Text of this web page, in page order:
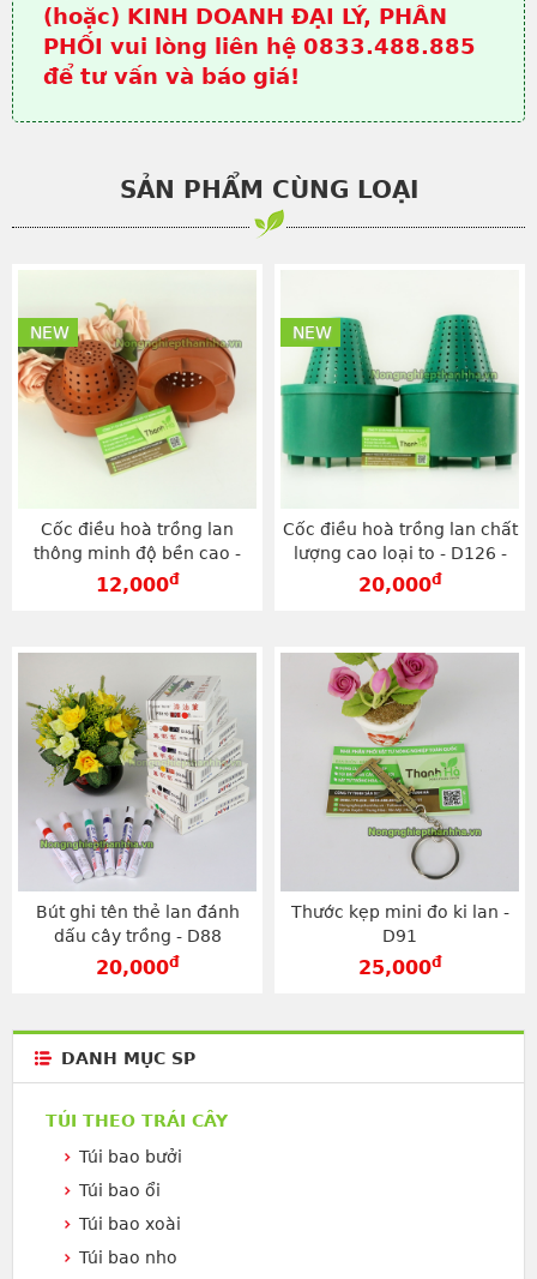
(hoặc) KINH DOANH ĐẠI LÝ, PHÂN
PHỐI vui lòng liên hệ 0833.488.885
để tư vấn và báo giá!
SẢN PHẨM CÙNG LOẠI
Cốc điều hoà trồng lan
thông minh độ bền cao -
D127
12,000đ
NEW
Cốc điều hoà trồng lan chất
lượng cao loại to - D126 -
D126
20,000đ
NEW
Bút ghi tên thẻ lan đánh
dấu cây trồng - D88
20,000đ
Thước kẹp mini đo ki lan -
D91
25,000đ
DANH MỤC SP
TÚI THEO TRÁI CÂY
Túi bao bưởi
Túi bao ổi
Túi bao xoài
Túi bao nho